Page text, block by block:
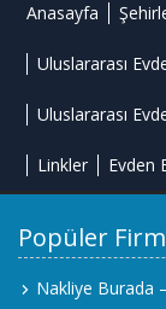
Anasayfa
Uluslararası
Uluslararası
Linkler Evden
Popüler
Nakliye Burada